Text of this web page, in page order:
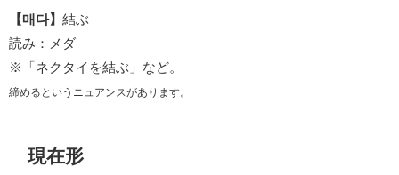
【매다】 結ぶ
読み：メダ
※「ネクタイを結ぶ」など。
締めるというニュアンスがあります。
現在形